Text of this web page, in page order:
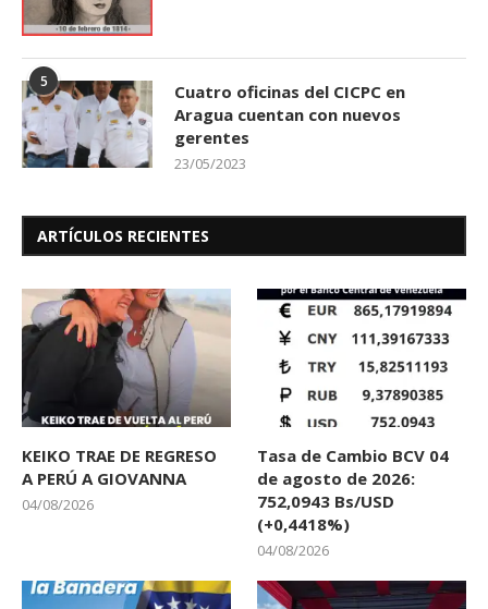
5
Cuatro oficinas del CICPC en
Aragua cuentan con nuevos
gerentes
23/05/2023
ARTÍCULOS RECIENTES
KEIKO TRAE DE REGRESO
A PERÚ A GIOVANNA
04/08/2026
Tasa de Cambio BCV 04
de agosto de 2026:
752,0943 Bs/USD
(+0,4418%)
04/08/2026